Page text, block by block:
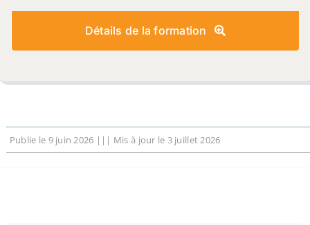
Détails de la formation
Publie le 9 juin 2026 ||| Mis à jour le 3 juillet 2026